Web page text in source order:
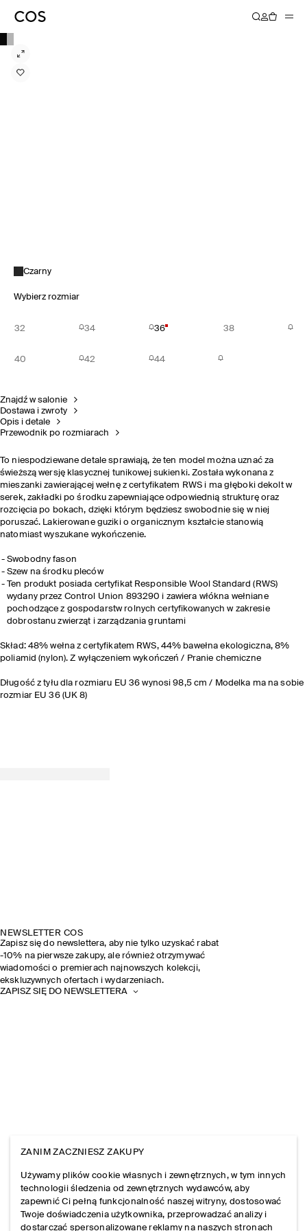
Czarny
Wybierz rozmiar
32 34 36 38
40 42 44
Znajdź w salonie
Dostawa i zwroty
Opis i detale
Przewodnik po rozmiarach
To niespodziewane detale sprawiają, że ten model można uznać za
świeższą wersję klasycznej tunikowej sukienki. Została wykonana z
mieszanki zawierającej wełnę z certyfikatem RWS i ma głęboki dekolt w
serek, zakładki po środku zapewniające odpowiednią strukturę oraz
rozcięcia po bokach, dzięki którym będziesz swobodnie się w niej
poruszać. Lakierowane guziki o organicznym kształcie stanowią
natomiast wyszukane wykończenie.
Swobodny fason
Szew na środku pleców
Ten produkt posiada certyfikat Responsible Wool Standard (RWS)
wydany przez Control Union 893290 i zawiera włókna wełniane
pochodzące z gospodarstw rolnych certyfikowanych w zakresie
dobrostanu zwierząt i zarządzania gruntami
Skład: 48% wełna z certyfikatem RWS, 44% bawełna ekologiczna, 8%
poliamid (nylon). Z wyłączeniem wykończeń / Pranie chemiczne
Długość z tyłu dla rozmiaru EU 36 wynosi 98,5 cm ​/ Modelka ma na sobie
rozmiar EU 36 (UK 8)
NEWSLETTER COS
Zapisz się do newslettera, aby nie tylko uzyskać rabat
-10% na pierwsze zakupy, ale również otrzymywać
wiadomości o premierach najnowszych kolekcji,
ekskluzywnych ofertach i wydarzeniach.
ZAPISZ SIĘ DO NEWSLETTERA
ZANIM ZACZNIESZ ZAKUPY
Używamy plików cookie własnych i zewnętrznych, w tym innych
technologii śledzenia od zewnętrznych wydawców, aby
zapewnić Ci pełną funkcjonalność naszej witryny, dostosować
Twoje doświadczenia użytkownika, przeprowadzać analizy i
dostarczać spersonalizowane reklamy na naszych stronach